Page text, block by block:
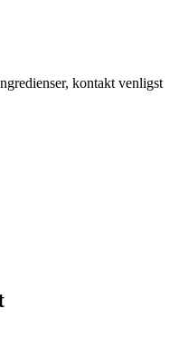
kontakt venligst